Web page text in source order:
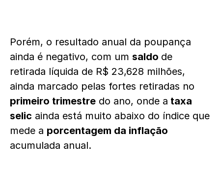
Porém, o resultado anual da poupança
ainda é negativo, com um saldo de
retirada líquida de R$ 23,628 milhões,
ainda marcado pelas fortes retiradas no
primeiro trimestre do ano, onde a taxa
selic ainda está muito abaixo do índice que
mede a porcentagem da inflação
acumulada anual.